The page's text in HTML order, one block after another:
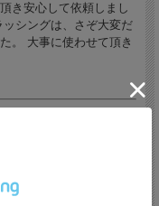
き安心して依頼しまし
シングは、さぞ大変だ
。 大事に使わせて頂き
がきれいにクリーニン
ありがとうございまし